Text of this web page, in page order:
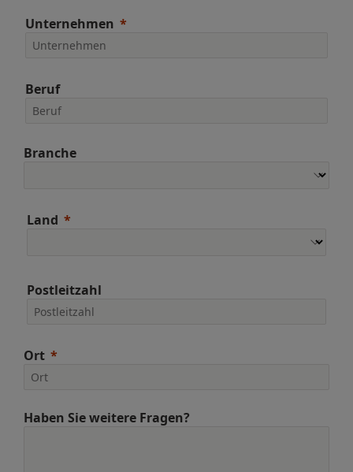
Unternehmen
Beruf
Branche
Land
Postleitzahl
Ort
Haben Sie weitere Fragen?